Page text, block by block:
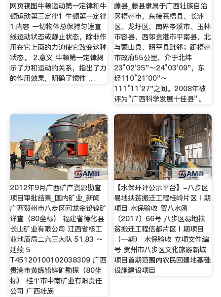
网页视图牛顿运动第一定律和牛
顿运动第三定律1 牛顿第一定律
1.内容 一切物体总保持匀速直
线运动状态或静止状态，除非作
用在它上面的力迫使它改变这种
状态。 2.意义 牛顿第一定律揭
示了力和运动的关系，指出了力
的作用效果，明确了惯性 …
藤县_藤县隶属于广西壮族自治
区梧州市，东接苍梧县、长洲
区、龙圩区，南界岑溪市、玉林
市容县，西邻贵港市平南县，北
与蒙山县、昭平县毗邻；距梧州
市政府55公里，介于北纬
23°02′35"～24°03′09"，东
经110°21′00"～
111°11′27"之间。2008年被
评为“广西科学发展十佳县”。
2012年9月广西矿产资源勘查
项目审批结果_国内矿业_新闻
广西贺州市八步区回龙金铅锌矿
详查（80坐标） 福建省德化县
长山矿业有限公司 江西省核工
业地质局二六三大队 51.83 ～
延续 5
T45120100102038309 广西
贵港市黄练铅锌矿勘探（80坐
标） 桂平市中南矿业有限责任
公司 广西壮族
【水保环评公示平台】-八步区
易地扶贫搬迁工程桂岭片区Ⅰ期
项目 水保验收 贺八水函
〔2017〕66号 八步区易地扶
贫搬迁工程信都片区Ⅰ期项目
（一期） 水保验收 立项文件编
号 贺州市八步区文化旅游新城
项目首期范围内农民回建地基础
设施建设项目